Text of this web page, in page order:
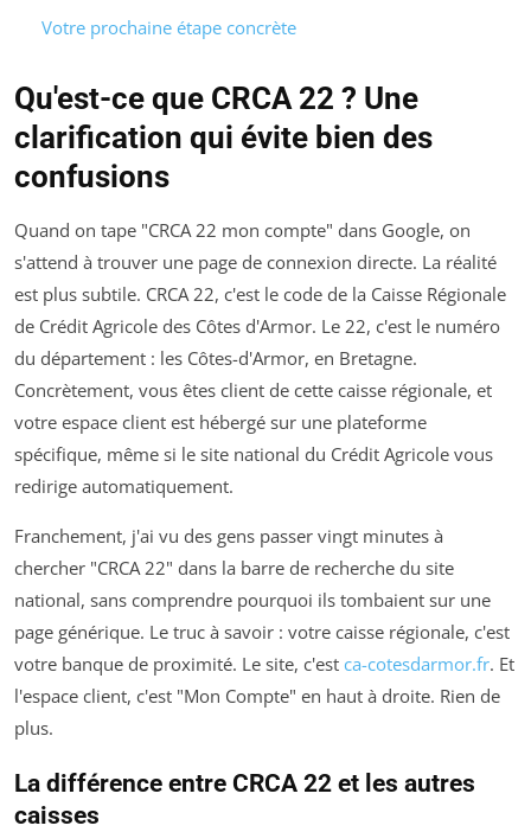
Votre prochaine étape concrète
Qu'est-ce que CRCA 22 ? Une
clarification qui évite bien des
confusions
Quand on tape "CRCA 22 mon compte" dans Google, on
s'attend à trouver une page de connexion directe. La réalité
est plus subtile. CRCA 22, c'est le code de la Caisse Régionale
de Crédit Agricole des Côtes d'Armor. Le 22, c'est le numéro
du département : les Côtes-d'Armor, en Bretagne.
Concrètement, vous êtes client de cette caisse régionale, et
votre espace client est hébergé sur une plateforme
spécifique, même si le site national du Crédit Agricole vous
redirige automatiquement.
Franchement, j'ai vu des gens passer vingt minutes à
chercher "CRCA 22" dans la barre de recherche du site
national, sans comprendre pourquoi ils tombaient sur une
page générique. Le truc à savoir : votre caisse régionale, c'est
votre banque de proximité. Le site, c'est ca-cotesdarmor.fr. Et
l'espace client, c'est "Mon Compte" en haut à droite. Rien de
plus.
La différence entre CRCA 22 et les autres
caisses